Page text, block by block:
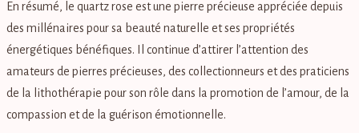
En résumé, le quartz rose est une pierre précieuse appréciée depuis
des millénaires pour sa beauté naturelle et ses propriétés
énergétiques bénéfiques. Il continue d’attirer l’attention des
amateurs de pierres précieuses, des collectionneurs et des praticiens
de la lithothérapie pour son rôle dans la promotion de l’amour, de la
compassion et de la guérison émotionnelle.